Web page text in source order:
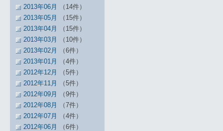
2013年06月
（14件）
2013年05月
（15件）
2013年04月
（15件）
2013年03月
（10件）
2013年02月
（6件）
2013年01月
（4件）
2012年12月
（5件）
2012年11月
（5件）
2012年09月
（9件）
2012年08月
（7件）
2012年07月
（4件）
2012年06月
（6件）